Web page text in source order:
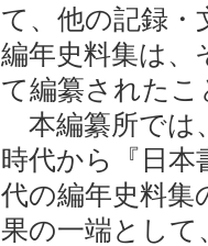
て、他の記録・
編年史料集は、
て編纂された
本編纂所では
時代から『日
代の編年史料集
果の一端として